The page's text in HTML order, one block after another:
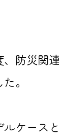
防災関
。
ケース